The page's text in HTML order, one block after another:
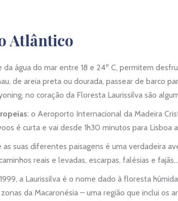
Atlântico
água do mar entre 18 e 24º C, permitem
de areia preta ou dourada, passear de barco
no coração da Floresta Laurissilva são
: o Aeroporto Internacional da Madeira
é curta e vai desde 1h30 minutos para Lisboa
suas diferentes paisagens é uma verdadeira
reais e levadas, escarpas, falésias e
a Laurissilva é o nome dado à floresta
da Macaronésia – uma região que inclui os